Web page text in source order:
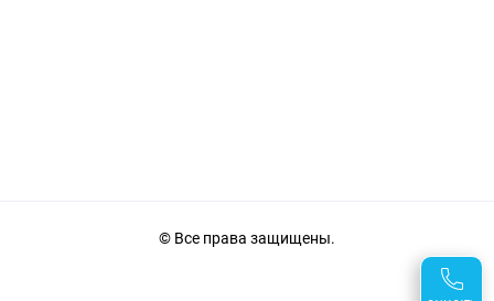
© Все права защищены.